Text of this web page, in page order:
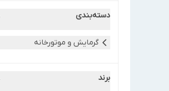
دسته‌بندی
گرمایش و موتورخانه
برند